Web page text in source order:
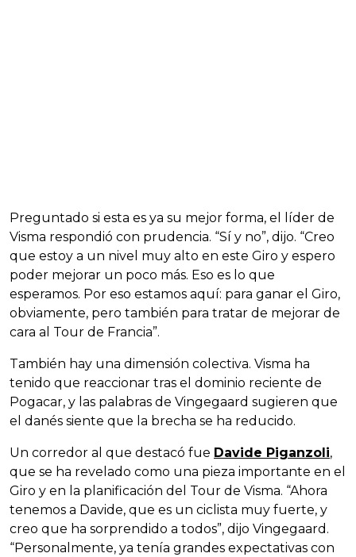
Preguntado si esta es ya su mejor forma, el líder de
Visma respondió con prudencia. “Sí y no”, dijo. “Creo
que estoy a un nivel muy alto en este Giro y espero
poder mejorar un poco más. Eso es lo que
esperamos. Por eso estamos aquí: para ganar el Giro,
obviamente, pero también para tratar de mejorar de
cara al Tour de Francia”.
También hay una dimensión colectiva. Visma ha
tenido que reaccionar tras el dominio reciente de
Pogacar, y las palabras de Vingegaard sugieren que
el danés siente que la brecha se ha reducido.
Un corredor al que destacó fue Davide Piganzoli,
que se ha revelado como una pieza importante en el
Giro y en la planificación del Tour de Visma. “Ahora
tenemos a Davide, que es un ciclista muy fuerte, y
creo que ha sorprendido a todos”, dijo Vingegaard.
“Personalmente, ya tenía grandes expectativas con